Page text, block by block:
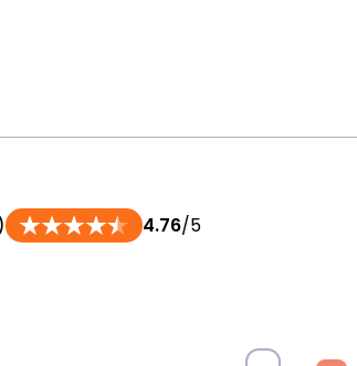
4.76/5